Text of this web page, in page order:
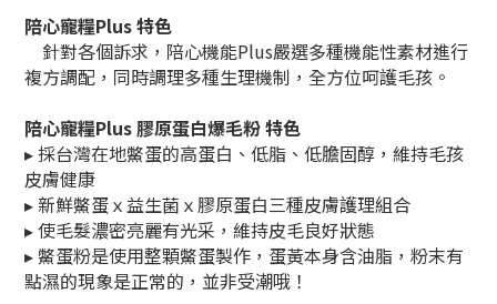
陪心寵糧Plus 特色
針對各個訴求，陪心機能Plus嚴選多種機能性素材進行
複方調配，同時調理多種生理機制，全方位呵護毛孩。
陪心寵糧Plus膠原蛋白爆毛粉 特色
▸ 採台灣在地鱉蛋的高蛋白、低脂、低膽固醇，維持毛孩
皮膚健康
▸新鮮鱉蛋ｘ益生菌ｘ膠原蛋白三種皮膚護理組合
▸使毛髮濃密亮麗有光采，維持皮毛良好狀態
▸ 鱉蛋粉是使用整顆鱉蛋製作，蛋黃本身含油脂，粉末有
點濕的現象是正常的，並非受潮哦！